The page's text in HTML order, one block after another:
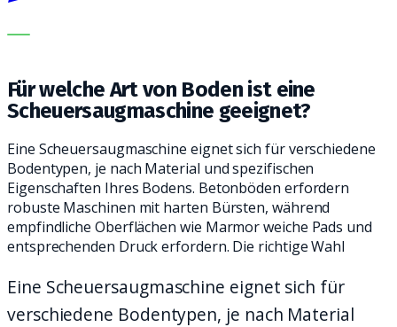
FÜR SCHRITT UND ÜBERTRAGEN ES AUF IHREN
Für welche Art von Boden ist eine
Scheuersaugmaschine geeignet?
Eine Scheuersaugmaschine eignet sich für verschiedene
Bodentypen, je nach Material und spezifischen
Eigenschaften Ihres Bodens. Betonböden erfordern
robuste Maschinen mit harten Bürsten, während
empfindliche Oberflächen wie Marmor weiche Pads und
entsprechenden Druck erfordern. Die richtige Wahl
Eine Scheuersaugmaschine eignet sich für
verschiedene Bodentypen, je nach Material